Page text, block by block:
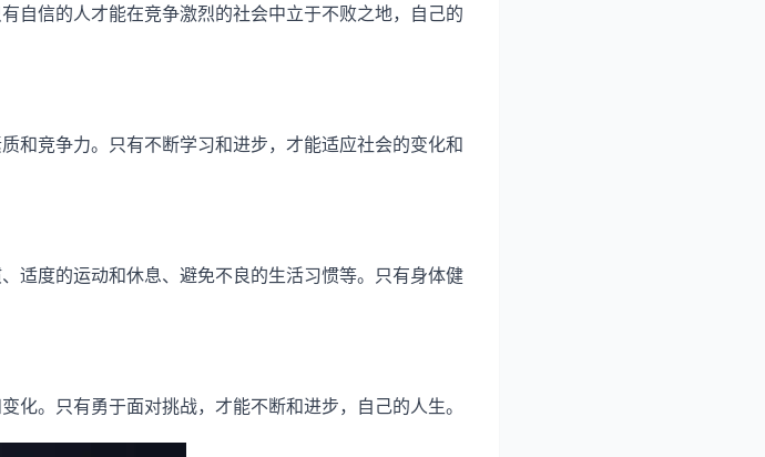
自信的人才能在竞争激烈的社会中立于不败之地，自己的
和竞争力。只有不断学习和进步，才能适应社会的变化和
适度的运动和休息、避免不良的生活习惯等。只有身体健
化。只有勇于面对挑战，才能不断和进步，自己的人生。